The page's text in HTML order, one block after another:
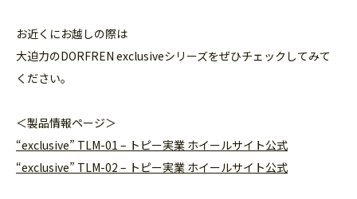
お近くにお越しの際は
大迫力のDORFREN exclusiveシリーズをぜひチェックしてみて
ください。
＜製品情報ページ＞
“exclusive” TLM-01 – トピー実業 ホイールサイト公式
“exclusive” TLM-02 – トピー実業 ホイールサイト公式